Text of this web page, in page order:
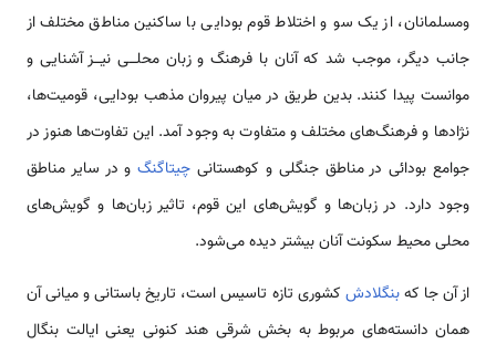
ومسلمانان، از یک سو و اختلاط قوم بودایی با ساکنین مناطق مختلف از
جانب دیگر، موجب شد که آنان با فرهنگ و زبان محلـــی نیـــز آشنایی و
موانست پیدا کنند. بدین طریق در میان پیروان مذهب بودایی، قومیت‌ها،
نژادها و فرهنگ‌های مختلف و متفاوت به وجود آمد. این تفاوت‌ها هنوز در
جوامع بودائی در مناطق جنگلی و کوهستانی چیتاگنگو در سایر مناطق
وجود دارد. در زبان‌ها و گویش‌های این قوم، تاثیر زبان‌ها و گویش‌های
محلی محیط سکونت آنان بیشتر دیده می‌شود.
از آن جا کهبنگلادش کشوری تازه تاسیس است، تاریخ باستانی و میانی آن
همان دانسته‌های مربوط به بخش شرقی هند کنونی یعنی ایالت بنگال